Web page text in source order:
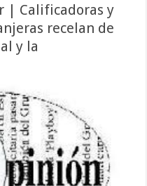
| Calificadoras y
recelan de
y la